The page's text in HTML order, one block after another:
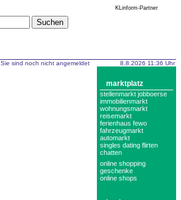
KLinform-Partner
Sie sind noch nicht angemeldet
8.8.2026 11:36 Uhr
marktplatz
stellenmarkt jobboerse
immobilienmarkt
wohnungsmarkt
reisemarkt
ferienhaus fewo
fahrzeugmarkt
automarkt
singles dating flirten
chatten
online shopping
geschenke
online shops